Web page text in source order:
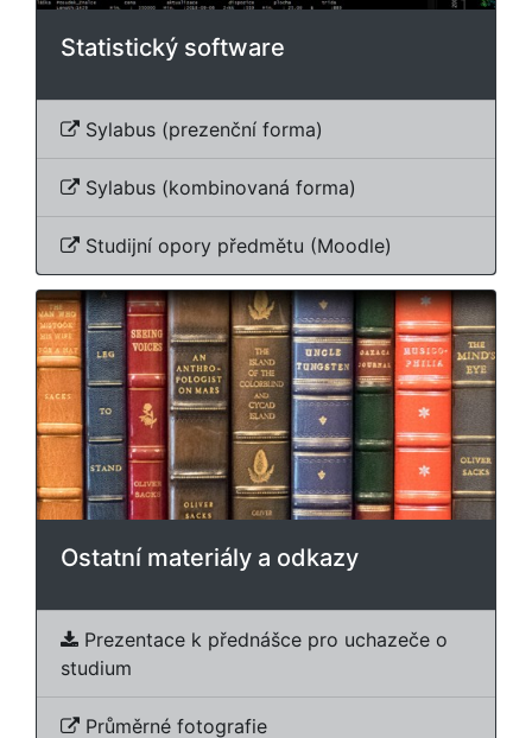
Statistický software
Sylabus (prezenční forma)
Sylabus (kombinovaná forma)
Studijní opory předmětu (Moodle)
Ostatní materiály a odkazy
Prezentace k přednášce pro uchazeče o
studium
Průměrné fotografie